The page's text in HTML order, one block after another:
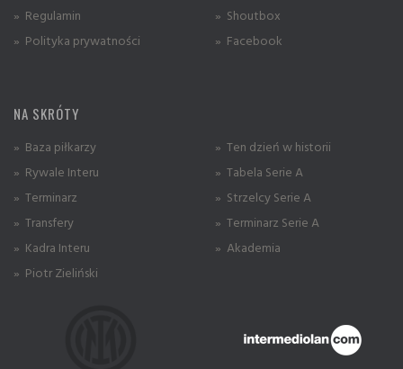
» Regulamin
» Polityka prywatności
» Shoutbox
» Facebook
NA SKRÓTY
» Baza piłkarzy
» Rywale Interu
» Terminarz
» Transfery
» Kadra Interu
» Piotr Zieliński
» Ten dzień w historii
» Tabela Serie A
» Strzelcy Serie A
» Terminarz Serie A
» Akademia